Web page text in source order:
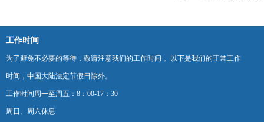
工作时间
为了避免不必要的等待，敬请注意我们的工作时间 。以下是我们的正常工作
时间，中国大陆法定节假日除外。
工作时间周一至周五：8：00-17：30
周日、周六休息